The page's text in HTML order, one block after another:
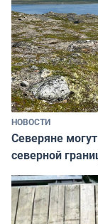
НОВОСТИ
Северяне
северной